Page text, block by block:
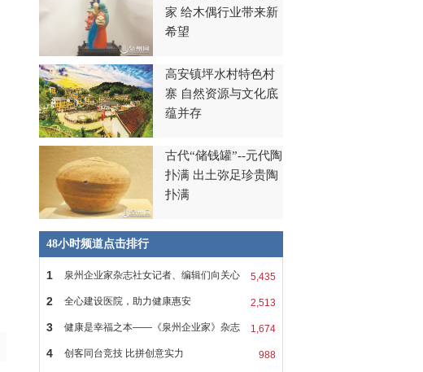
家 给木偶行业带来新
希望
高安镇坪水村特色村
寨 自然资源与文化底
蕴并存
古代“储钱罐”--元代陶
扑满 出土弥足珍贵陶
扑满
48小时频道点击排行
5,435
1 泉州企业家杂志社女记者、编辑们向关心
2,513
2 全心建设医院，助力健康惠安
1,674
3 健康是幸福之本——《泉州企业家》杂志
988
4 创客同台竞技 比拼创意实力